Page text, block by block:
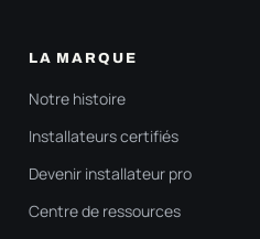
LA MARQUE
Notre histoire
Installateurs certifiés
Devenir installateur pro
Centre de ressources